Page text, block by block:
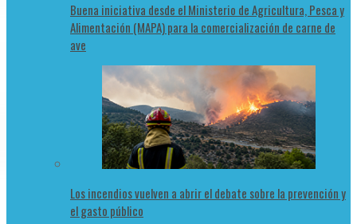
Buena iniciativa desde el Ministerio de Agricultura, Pesca y
Alimentación (MAPA) para la comercialización de carne de
ave
Los incendios vuelven a abrir el debate sobre la prevención y
el gasto público